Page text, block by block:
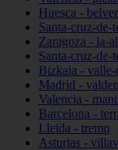
Huesca -
Santa-cruz-de-
Zaragoza - la-
Santa-cruz-de-
Bizkaia - valle-
Madrid -
Valencia -
Barcelona -
Lleida - tremp
Asturias -